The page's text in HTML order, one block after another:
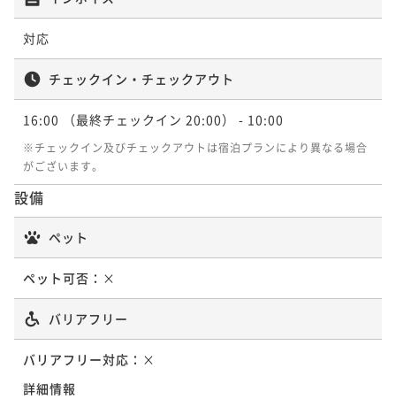
対応
チェックイン・チェックアウト
16:00 （最終チェックイン 20:00） - 10:00
※チェックイン及びチェックアウトは宿泊プランにより異なる場合
がございます。
設備
ペット
ペット可否： ×
バリアフリー
バリアフリー対応： ×
詳細情報